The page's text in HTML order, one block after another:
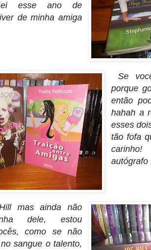
esse ano de
de minha amiga
Se
porque
então
hahah a
esses
tão fofa
autógrafo
mas ainda não
dele, estou
como se não
sangue o talento,